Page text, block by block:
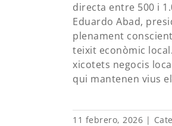
directa entre 500 i
Eduardo Abad,
plenament
teixit econòmic
xicotets negocis
qui mantenen vius
11 febrero, 2026 |